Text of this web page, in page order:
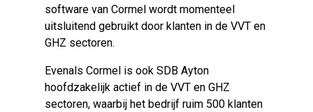
software van Cormel wordt momenteel
uitsluitend gebruikt door klanten in de VVT en
GHZ sectoren.
Evenals Cormel is ook SDB Ayton
hoofdzakelijk actief in de VVT en GHZ
sectoren, waarbij het bedrijf ruim 500 klanten